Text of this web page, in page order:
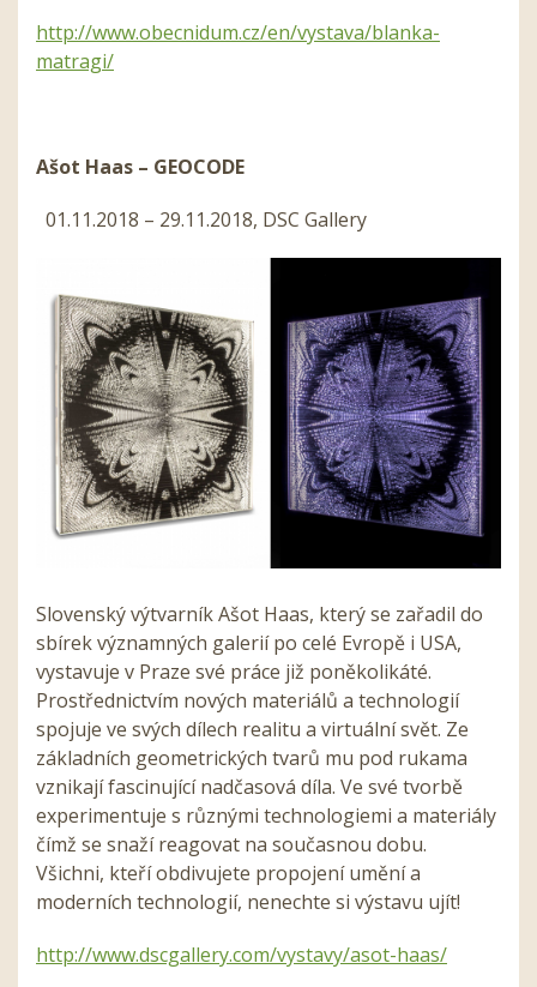
http://www.obecnidum.cz/en/vystava/blanka-
matragi/
Ašot Haas – GEOCODE
01.11.2018 – 29.11.2018, DSC Gallery
Slovenský výtvarník Ašot Haas, který se zařadil do
sbírek významných galerií po celé Evropě i USA,
vystavuje v Praze své práce již poněkolikáté.
Prostřednictvím nových materiálů a technologií
spojuje ve svých dílech realitu a virtuální svět. Ze
základních geometrických tvarů mu pod rukama
vznikají fascinující nadčasová díla. Ve své tvorbě
experimentuje s různými technologiemi a materiály
čímž se snaží reagovat na současnou dobu.
Všichni, kteří obdivujete propojení umění a
moderních technologií, nenechte si výstavu ujít!
http://www.dscgallery.com/vystavy/asot-haas/